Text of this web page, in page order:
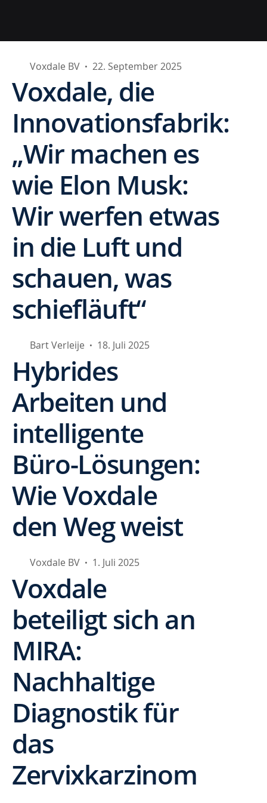
Voxdale, die
Innovationsfabrik:
„Wir machen es
wie Elon Musk:
Wir werfen etwas
in die Luft und
schauen, was
schiefläuft“
22. September 2025
Voxdale BV •
Hybrides
Arbeiten und
intelligente
Büro-Lösungen:
Wie Voxdale
den Weg weist
18. Juli 2025
Bart Verleije •
Voxdale
beteiligt sich an
MIRA:
Nachhaltige
Diagnostik für
das
Zervixkarzinom
1. Juli 2025
Voxdale BV •